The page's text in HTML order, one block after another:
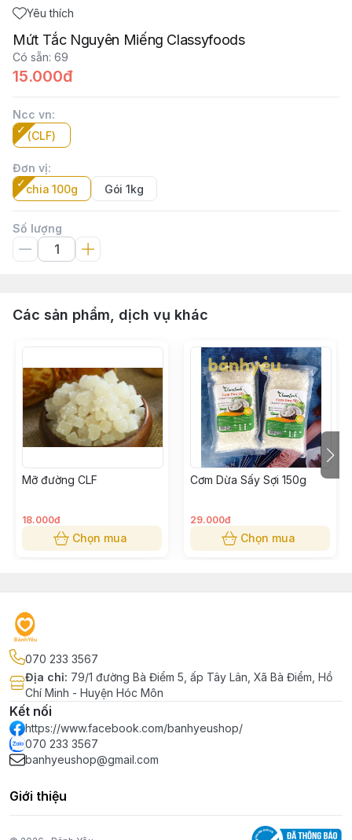
Yêu thích
Mứt Tắc Nguyên Miếng Classyfoods
Có sẵn: 69
15.000đ
Ncc vn:
(CLF)
Đơn vị:
chia 100g
Gói 1kg
Số lượng
Các sản phẩm, dịch vụ khác
Mỡ đường CLF
18.000đ
Chọn mua
Cơm Dừa Sấy Sợi 150g
29.000đ
Chọn mua
070 233 3567
Địa chỉ: 79/1 đường Bà Điểm 5, ấp Tây Lân, Xã Bà Điểm, Hồ
Chí Minh - Huyện Hóc Môn
Kết nối
https://www.facebook.com/banhyeushop/
070 233 3567
banhyeushop@gmail.com
Giới thiệu